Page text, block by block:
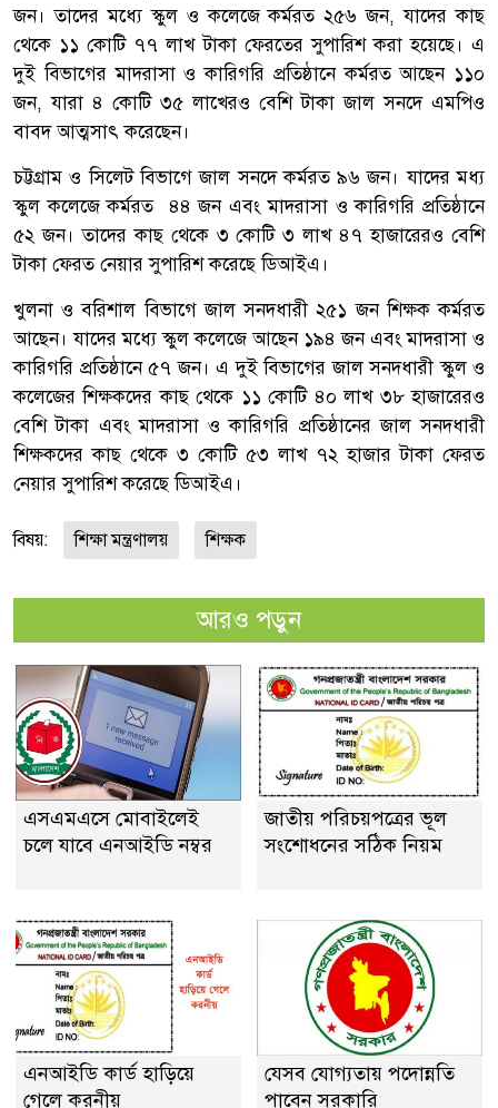
জন। তাদের মধ্যে স্কুল ও কলেজে কর্মরত ২৫৬ জন, যাদের কাছ
থেকে ১১ কোটি ৭৭ লাখ টাকা ফেরতের সুপারিশ করা হয়েছে। এ
দুই বিভাগের মাদরাসা ও কারিগরি প্রতিষ্ঠানে কর্মরত আছেন ১১০
জন, যারা ৪ কোটি ৩৫ লাখেরও বেশি টাকা জাল সনদে এমপিও
বাবদ আত্মসাৎ করেছেন।
চট্টগ্রাম ও সিলেট বিভাগে জাল সনদে কর্মরত ৯৬ জন। যাদের মধ্য
স্কুল কলেজে কর্মরত ৪৪ জন এবং মাদরাসা ও কারিগরি প্রতিষ্ঠানে
৫২ জন। তাদের কাছ থেকে ৩ কোটি ৩ লাখ ৪৭ হাজারেরও বেশি
টাকা ফেরত নেয়ার সুপারিশ করেছে ডিআইএ।
খুলনা ও বরিশাল বিভাগে জাল সনদধারী ২৫১ জন শিক্ষক কর্মরত
আছেন। যাদের মধ্যে স্কুল কলেজে আছেন ১৯৪ জন এবং মাদরাসা ও
কারিগরি প্রতিষ্ঠানে ৫৭ জন। এ দুই বিভাগের জাল সনদধারী স্কুল ও
কলেজের শিক্ষকদের কাছ থেকে ১১ কোটি ৪০ লাখ ৩৮ হাজারেরও
বেশি টাকা এবং মাদরাসা ও কারিগরি প্রতিষ্ঠানের জাল সনদধারী
শিক্ষকদের কাছ থেকে ৩ কোটি ৫৩ লাখ ৭২ হাজার টাকা ফেরত
নেয়ার সুপারিশ করেছে ডিআইএ।
বিষয়: শিক্ষা মন্ত্রণালয় শিক্ষক
আরও পড়ুন
এসএমএসে মোবাইলেই
চলে যাবে এনআইডি নম্বর
জাতীয় পরিচয়পত্রের ভূল
সংশোধনের সঠিক নিয়ম
এনআইডি কার্ড হাড়িয়ে
গেলে করনীয়
যেসব যোগ্যতায় পদোন্নতি
পাবেন সরকারি